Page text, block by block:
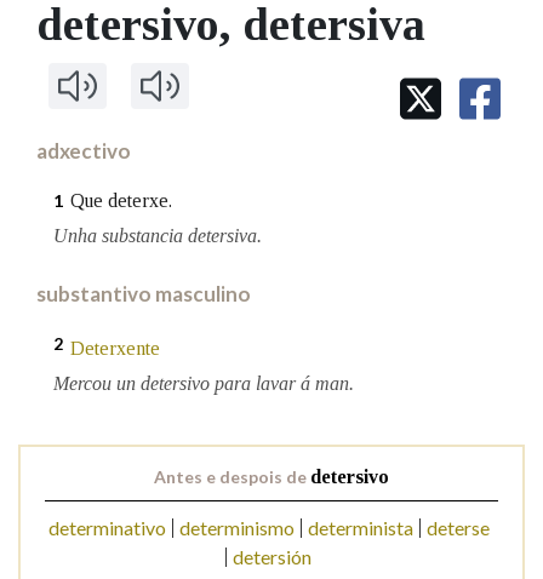
IDENTIDADE CORPORATIVA
MARCIAL DEL ADALID
CASA-MUSEO EMILIA PARDO
FIGURAS HOMENAXEADAS
Facebook
TwitterYoutubeInstagram
Bluesky
BUSCAR NOS LEMAS
Comeza por
BUSCAR NO CONTIDO
detersivo, detersiva
adxectivo
1 Que deterxe.
Unha substancia detersiva.
substantivo masculino
2 Deterxente
Mercou un detersivo para lavar á man.
Antes e despois de detersivo
determinativo determinismo determinista
deterse
detersión